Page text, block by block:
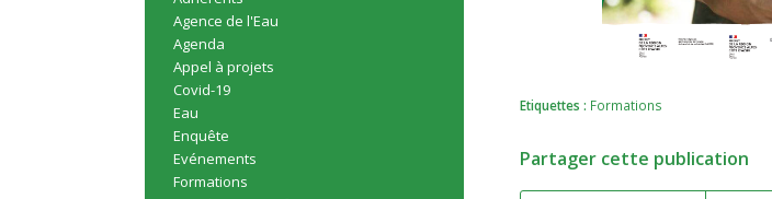
Etiquettes : Formations
Partager cette publication
Agence de l'Eau
Agenda
Appel à projets
Covid-19
Eau
Enquête
Evénements
Formations